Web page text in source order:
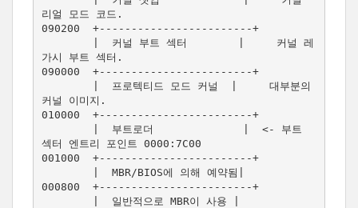
리얼 모드 코드.
090200  +------------------------+
가시 부트 섹터.
090000  +------------------------+
커널 이미지.
010000  +------------------------+
섹터 엔트리 포인트 0000:7C00
001000  +------------------------+
000800  +------------------------+